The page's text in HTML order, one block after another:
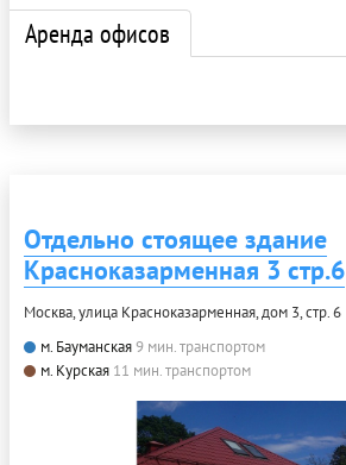
Аренда офисов
Отдельно стоящее здание
Красноказарменная 3 стр.6
Москва, улица Красноказарменная, дом 3, стр. 6
м. Бауманская9 мин. транспортом
м. Курская 11 мин. транспортом